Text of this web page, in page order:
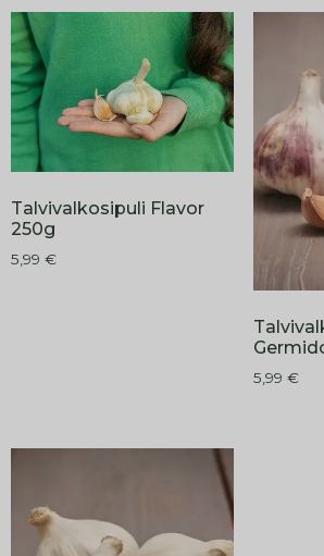
Talvivalkosipuli Flavor
250g
5,99 €
5,99 €